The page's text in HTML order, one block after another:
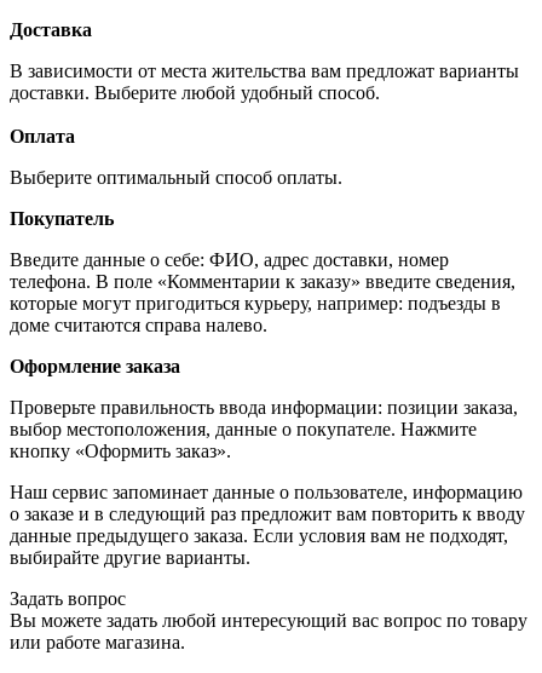
Доставка
В зависимости от места жительства вам предложат варианты
доставки. Выберите любой удобный способ.
Оплата
Выберите оптимальный способ оплаты.
Покупатель
Введите данные о себе: ФИО, адрес доставки, номер
телефона. В поле «Комментарии к заказу» введите сведения,
которые могут пригодиться курьеру, например: подъезды в
доме считаются справа налево.
Оформление заказа
Проверьте правильность ввода информации: позиции заказа,
выбор местоположения, данные о покупателе. Нажмите
кнопку «Оформить заказ».
Наш сервис запоминает данные о пользователе, информацию
о заказе и в следующий раз предложит вам повторить к вводу
данные предыдущего заказа. Если условия вам не подходят,
выбирайте другие варианты.
Задать вопрос
Вы можете задать любой интересующий вас вопрос по товару
или работе магазина.